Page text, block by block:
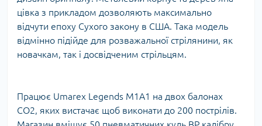
цівка з прикладом дозволяють максимально
відчути епоху Сухого закону в США. Така модель
відмінно підійде для розважальної стрілянини, як
новачкам, так і досвідченим стрільцям.
Працює Umarex Legends M1A1 на двох балонах
СО2, яких вистачає щоб виконати до 200 пострілів.